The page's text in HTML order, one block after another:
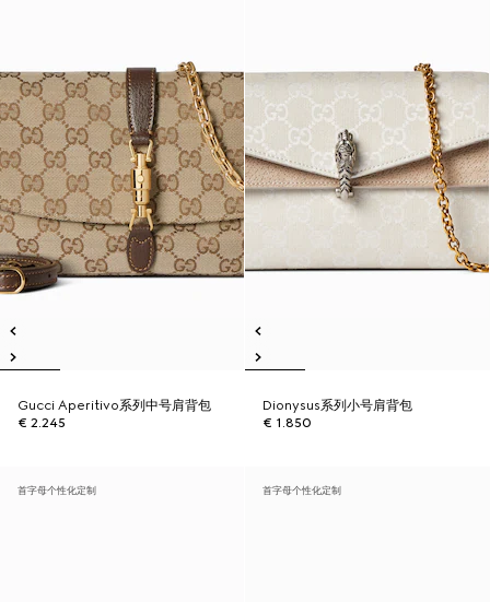
Gucci Aperitivo系列中号肩背包
€ 2.245
Dionysus系列小号肩背包
€ 1.850
首字母个性化定制 首字母个性化定制